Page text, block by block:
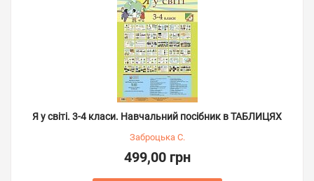
Я у світі. 3-4 класи. Навчальний посібник в ТАБЛИЦЯХ
Заброцька С.
499,00 грн